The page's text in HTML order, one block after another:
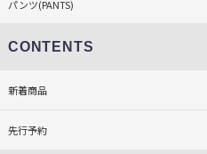
パンツ(PANTS)
CONTENTS
新着商品
先行予約